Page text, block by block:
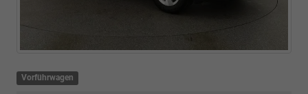
Vorführwagen